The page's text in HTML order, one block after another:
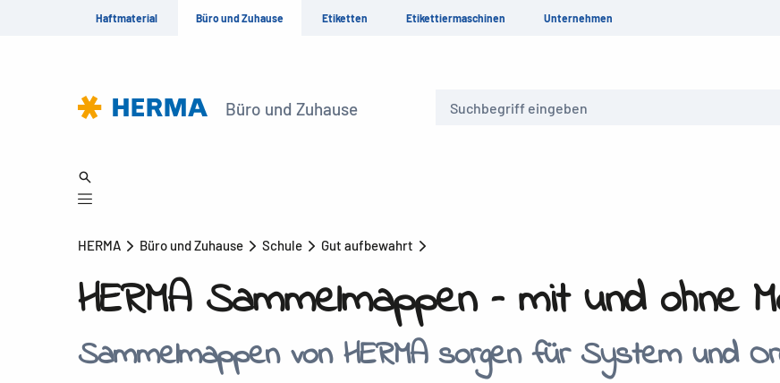
Haftmaterial Büro und Zuhause Etiketten Etikettiermaschinen Unternehmen
Büro und Zuhause
HERMA Büro und Zuhause Schule Gut aufbewahrt
HERMA Sammelmappen – mit und ohne
Sammelmappen von HERMA sorgen für System und